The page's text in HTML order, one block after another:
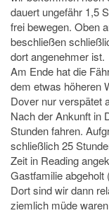
dauert ungefähr 1,5
frei bewegen. Oben
beschließen
dort angenehmer ist.
Am Ende hat die
dem etwas höheren
Dover nur verspätet
Nach der Ankunft in
Stunden fahren.
schließlich 25
Zeit in Reading
Gastfamilie
Dort sind wir dann
ziemlich müde